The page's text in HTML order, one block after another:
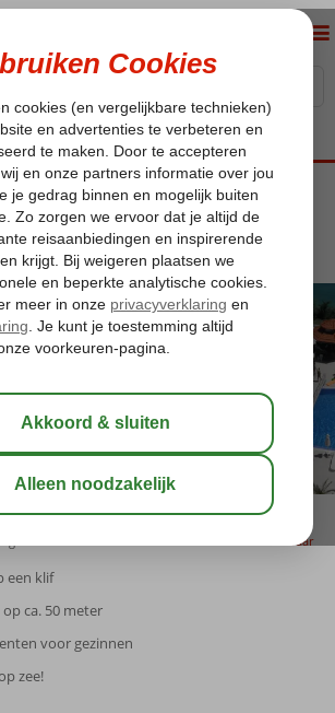
Byala Beach Resort
-Appartement
bewaar
een klif
ca. 50 meter
voor gezinnen
zee!